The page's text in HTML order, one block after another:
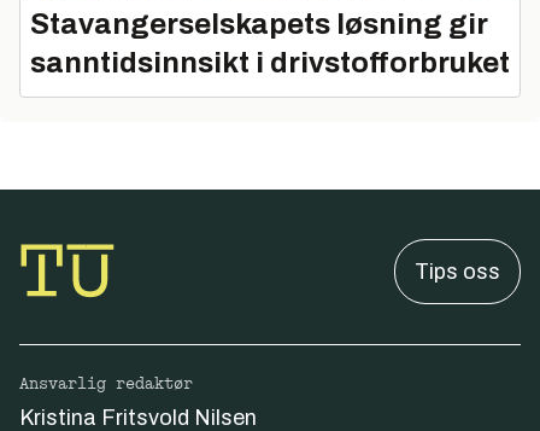
Stavangerselskapets løsning gir
sanntidsinnsikt i drivstofforbruket
Tips oss
Ansvarlig redaktør
Kristina Fritsvold Nilsen